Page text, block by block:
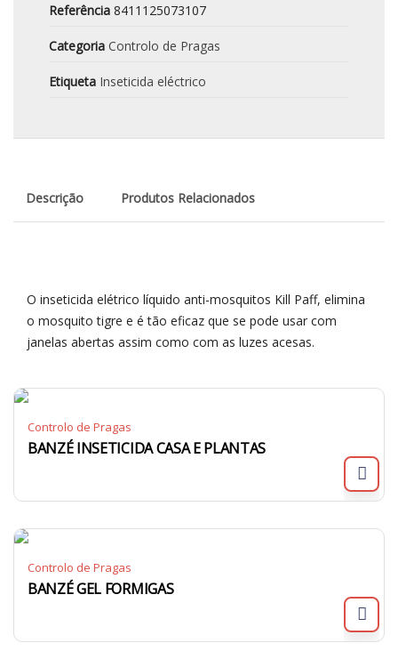
Referência 8411125073107
Categoria Controlo de Pragas
Etiqueta Inseticida eléctrico
Descrição Produtos Relacionados
O inseticida elétrico líquido anti-mosquitos Kill Paff, elimina
o mosquito tigre e é tão eficaz que se pode usar com
janelas abertas assim como com as luzes acesas.
Controlo de Pragas
BANZÉ INSETICIDA CASA E PLANTAS
Controlo de Pragas
BANZÉ GEL FORMIGAS